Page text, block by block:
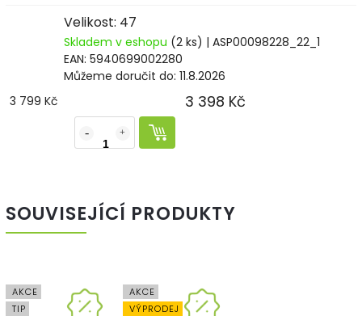
Velikost: 47
Skladem v eshopu (2 ks) | ASP00098228_22_1
EAN: 5940699002280
Můžeme doručit do: 11.8.2026
3 799 Kč
3 398 Kč
SOUVISEJÍCÍ PRODUKTY
AKCE
TIP
AKCE
VÝPRODEJ